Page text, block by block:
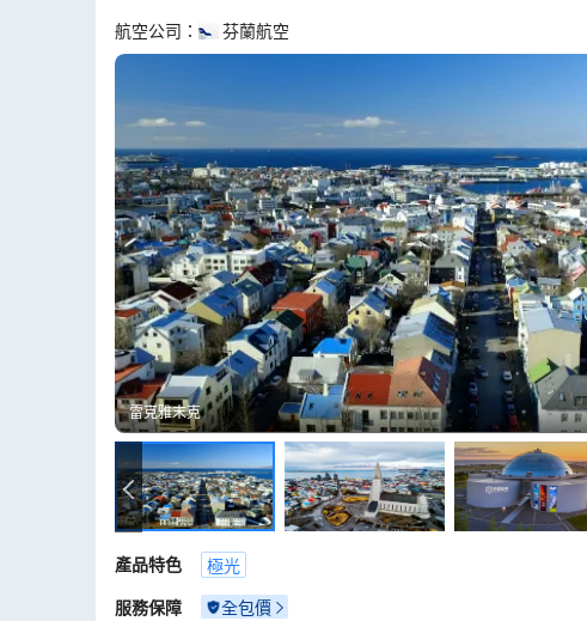
航空公司：
芬蘭航空
雷克雅末克
產品特色
極光
服務保障
全包價